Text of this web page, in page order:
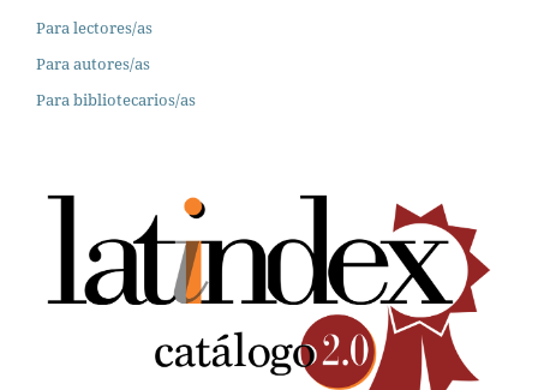
Para lectores/as
Para autores/as
Para bibliotecarios/as